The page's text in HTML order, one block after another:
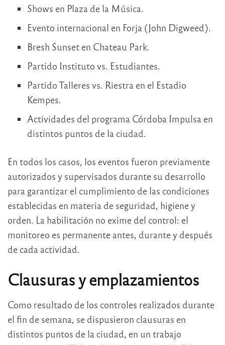
Shows en Plaza de la Música.
Evento internacional en Forja (John Digweed).
Bresh Sunset en Chateau Park.
Partido Instituto vs. Estudiantes.
Partido Talleres vs. Riestra en el Estadio
Kempes.
Actividades del programa Córdoba Impulsa en
distintos puntos de la ciudad.
En todos los casos, los eventos fueron previamente
autorizados y supervisados durante su desarrollo
para garantizar el cumplimiento de las condiciones
establecidas en materia de seguridad, higiene y
orden. La habilitación no exime del control: el
monitoreo es permanente antes, durante y después
de cada actividad.
Clausuras y emplazamientos
Como resultado de los controles realizados durante
el fin de semana, se dispusieron clausuras en
distintos puntos de la ciudad, en un trabajo